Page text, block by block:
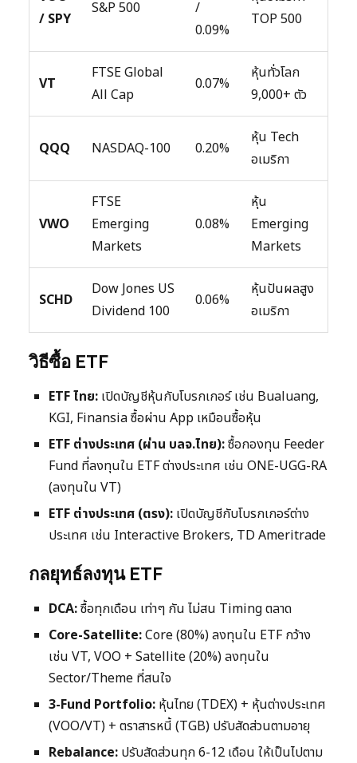
/ SPY
S&P 500
/
0.09%
TOP 500
VT
FTSE Global
All Cap
0.07%
หุ้นทั่วโลก
9,000+ ตัว
QQQ NASDAQ-100 0.20%
หุ้น Tech
อเมริกา
VWO
FTSE
Emerging
Markets
0.08%
หุ้น
Emerging
Markets
SCHD
Dow Jones US
Dividend 100
0.06%
หุ้นปันผลสูง
อเมริกา
วิธีซื้อ ETF
ETF ไทย: เปิดบัญชีหุ้นกับโบรกเกอร์ เช่น Bualuang,
KGI, Finansia ซื้อผ่าน App เหมือนซื้อหุ้น
ETF ต่างประเทศ (ผ่าน บลจ.ไทย):ซื้อกองทุน Feeder
Fund ที่ลงทุนใน ETF ต่างประเทศ เช่น ONE-UGG-RA
(ลงทุนใน VT)
ETF ต่างประเทศ (ตรง): เปิดบัญชีกับโบรกเกอร์ต่าง
ประเทศ เช่น Interactive Brokers, TD Ameritrade
กลยุทธ์ลงทุน ETF
DCA:ซื้อทุกเดือน เท่าๆ กัน ไม่สน Timing ตลาด
Core-Satellite:Core (80%) ลงทุนใน ETF กว้าง
เช่น VT, VOO + Satellite (20%) ลงทุนใน
Sector/Theme ที่สนใจ
3-Fund Portfolio: หุ้นไทย (TDEX) + หุ้นต่างประเทศ
(VOO/VT) + ตราสารหนี้ (TGB) ปรับสัดส่วนตามอายุ
Rebalance: ปรับสัดส่วนทุก 6-12 เดือน ให้เป็นไปตาม